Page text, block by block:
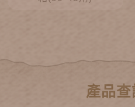
產品